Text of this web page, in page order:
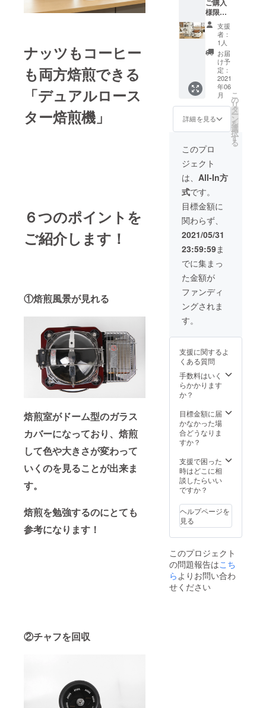
ナッツもコーヒー
も両方焙煎できる
「デュアルロース
ター焙煎機」
６つのポイントを
ご紹介します！
①焙煎風景が見れる
焙煎室がドーム型のガラス
カバーになっており、焙煎
して色や大きさが変わって
いくのを見ることが出来ま
す。
焙煎を勉強するのにとても
参考になります！
②チャフを回収
煎釜、
チャフ
コレク
ター、
計量
カッ
プ、ハ
ンド
ル、取
扱説明
書/保証
コー
ド】
PSE対
応品
AC125
V1 5A
【コー
ドの長
さ】
1.4m
【温度
ヒュー
ズ制
【加熱
度】
150°C
【温度
制御方
式】
サーモ
スタッ
ト方式
焙煎
量】珈
琲
豆:200g
・ナッ
ツ:１
カップ
琲用焙
煎釜・
ナッツ
焙煎
釜・
チャフ
計量
カッ
プ・ハ
ラシ・
取扱説
明書/保
証書
でも何g
でも簡
単にご
注文い
ただけ
ます。
※生豆の
保存は
数年間
可能で
期限:
ネット
続する
限り 商
品詳
細・仕
様 【商
品名】
コー
ヒー
ビーン
ズロー
スター
【サイ
ズ】幅
240mm
×奥行
330mm
×高さ
305mm
5.6kg
【定格
電圧】
AC100
V
50/60H
1100W
【電源
コー
応品
AC125
V 15A
【コー
さ】
1.4m
【温度
ヒュー
限】
167°C
【加熱
防止温
度】
ご購入
様限定
で、珈
琲豆全
品半額
で購入
できる
ショッ
ピング
サイト
へご案
内致し
ます。
購入期
限はご
ざいま
せん。
半額
ショッ
プで
は、毎
日いつ
でも何g
でも簡
単にご
注文い
ただけ
ます。
※生豆の
保存は
数年間
可能で
す 有効
ショッ
続する
限り 製
品情
報・仕
様 【商
デュア
ルロー
ス
ター
ナッツ
焙煎機
【サイ
ズ】
*330m
m*292
mm
【重
5.6kg
【定格
電圧】
AC100
V
支援
者：
1人
お届
け予
定：
2021
年06
月
詳細を見る
こ
の
リ
タ
ー
ン
を
選
択
す
る
このプロ
ジェクト
は、 All-In方
式です。
目標金額に
関わらず、
2021/05/31
23:59:59ま
でに集まっ
た金額が
ファンディ
ングされま
す。
支援に関するよ
くある質問
手数料はいく
らかかります
か？
目標金額に届
かなかった場
合どうなりま
すか？
支援で困った
時はどこに相
談したらいい
ですか？
ヘルプページを
見る
このプロジェクト
の問題報告はこち
ら よりお問い合わ
せください